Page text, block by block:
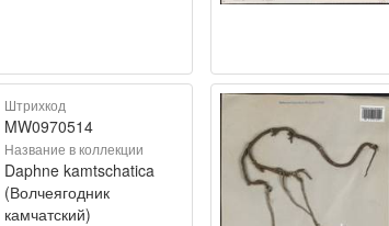
Штрихкод
MW0970514
Название в коллекции
Daphne kamtschatica
(Волчеягодник
камчатский)